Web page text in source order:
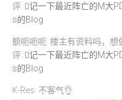
评:
记一下最近阵亡的M大
s的Blog
额呃呃呃: 楼主有资料吗，想
评:
记一下最近阵亡的M大
s的Blog
K-Res: 不客气👌